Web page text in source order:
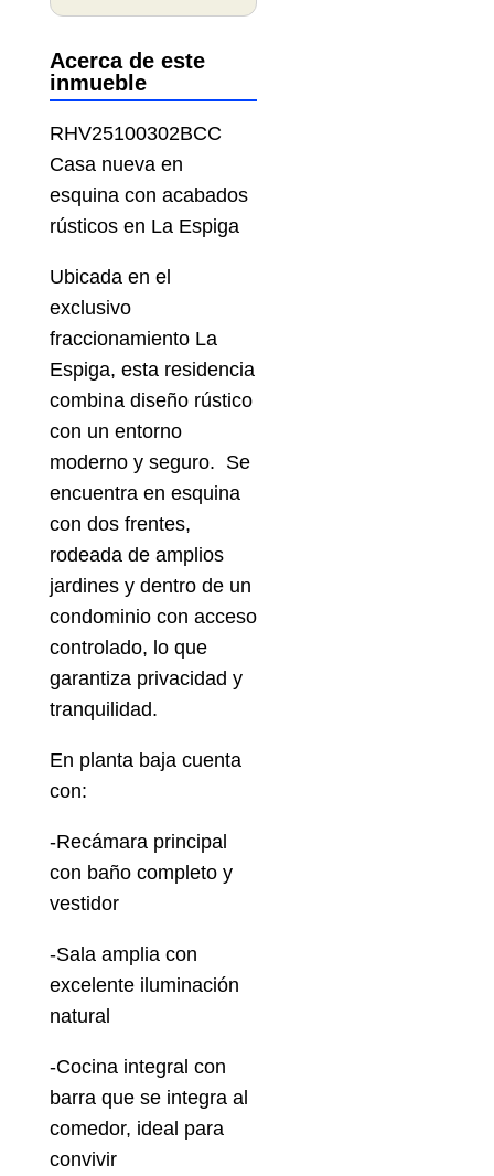
Acerca de este
inmueble
RHV25100302BCC
Casa nueva en
esquina con acabados
rústicos en La Espiga
Ubicada en el
exclusivo
fraccionamiento La
Espiga, esta residencia
combina diseño rústico
con un entorno
moderno y seguro. Se
encuentra en esquina
con dos frentes,
rodeada de amplios
jardines y dentro de un
condominio con acceso
controlado, lo que
garantiza privacidad y
tranquilidad.
En planta baja cuenta
con:
-Recámara principal
con baño completo y
vestidor
-Sala amplia con
excelente iluminación
natural
-Cocina integral con
barra que se integra al
comedor, ideal para
convivir